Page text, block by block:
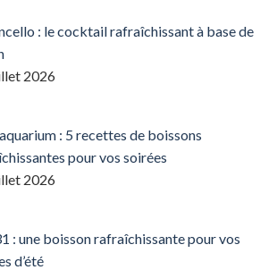
: le cocktail rafraîchissant à base de
2026
: 5 recettes de boissons
pour vos soirées
2026
: une boisson rafraîchissante pour vos
d’été